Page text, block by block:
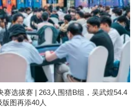
赛选拔赛 | 263人围猎B组，吴武煌54.4
图再添40人